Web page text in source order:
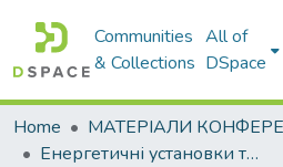
Communities
& Collections
All of
DSpace
Home
Енергетичні установки та альтернативні джерела енергії